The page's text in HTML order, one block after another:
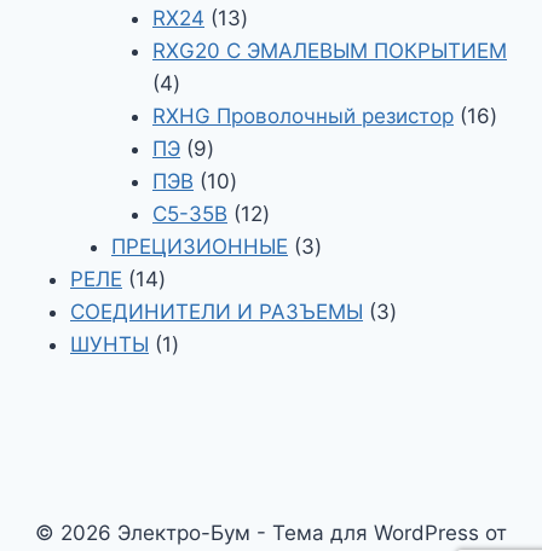
RX24 1313
товаров
RXG20 С ЭМАЛЕВЫМ ПОКРЫТИЕМ
44
товара
RXHG Проволочный резистор 1616
ПЭ 99
товаров
ПЭВ 1010
товаров
С5-35В 1212
товаров
ПРЕЦИЗИОННЫЕ 33
РЕЛЕ 1414
товаров
СОЕДИНИТЕЛИ И РАЗЪЕМЫ 33
ШУНТЫ 11
© 2026 Электро-Бум - Тема для WordPress от